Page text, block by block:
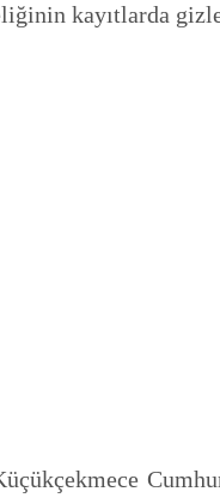
kayıtlarda